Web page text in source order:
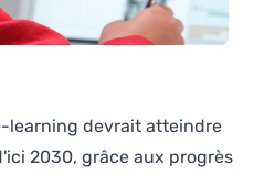
learning devrait atteindre
2030, grâce aux progrès